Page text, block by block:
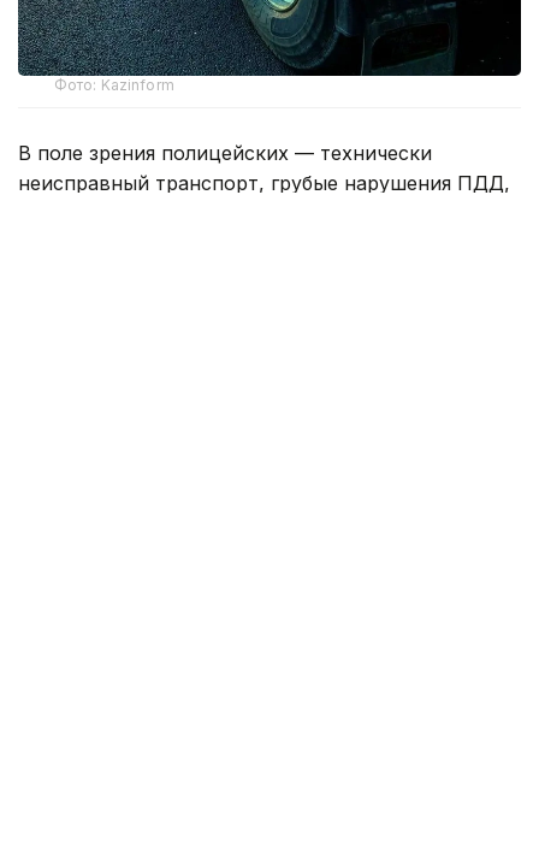
Фото: Kazinform
В поле зрения полицейских — технически
неисправный транспорт, грубые нарушения ПДД,